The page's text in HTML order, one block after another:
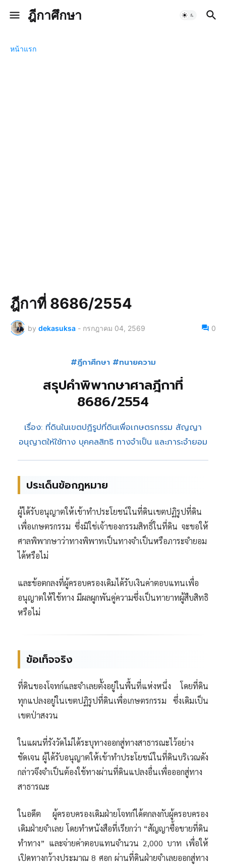
ฎีกาศึกษา
หน้าแรก
ฎีกาที่ 8686/2554
by dekasuksa - กรกฎาคม 04, 2569 0
#ฎีกาศึกษา #ทนายความ
สรุปคำพิพากษาศาลฎีกาที่
8686/2554
เรื่อง: ที่ดินในเขตปฏิรูปที่ดินเพื่อเกษตรกรรม สัญญา
อนุญาตให้ใช้ทาง บุคคลสิทธิ ทางจำเป็น และภาระจำยอม
ประเด็นข้อกฎหมาย
ผู้ได้รับอนุญาตให้เข้าทำประโยชน์ในที่ดินเขตปฏิรูปที่ดิน
เพื่อเกษตรกรรม ซึ่งมิใช่เจ้าของกรรมสิทธิ์ในที่ดิน จะขอให้
ศาลพิพากษาว่าทางพิพาทเป็นทางจำเป็นหรือภาระจำยอม
ได้หรือไม่
และข้อตกลงที่ผู้ครอบครองเดิมได้รับเงินค่าตอบแทนเพื่อ
อนุญาตให้ใช้ทาง มีผลผูกพันคู่ความซึ่งเป็นทายาทผู้สืบสิทธิ
หรือไม่
ข้อเท็จจริง
ที่ดินของโจทก์และจำเลยตั้งอยู่ในพื้นที่แห่งหนึ่ง โดยที่ดิน
ทุกแปลงอยู่ในเขตปฏิรูปที่ดินเพื่อเกษตรกรรม ซึ่งเดิมเป็น
เขตป่าสงวน
ในแผนที่รังวัดไม่ได้ระบุทางออกสู่ทางสาธารณะไว้อย่าง
ชัดเจน ผู้ได้รับอนุญาตให้เข้าทำประโยชน์ในที่ดินบริเวณดัง
กล่าวจึงจำเป็นต้องใช้ทางผ่านที่ดินแปลงอื่นเพื่อออกสู่ทาง
สาธารณะ
ในอดีต ผู้ครอบครองเดิมฝ่ายโจทก์ได้ตกลงกับผู้ครอบครอง
เดิมฝ่ายจำเลย โดยทำหนังสือที่เรียกว่า “สัญญาซื้อขายที่ดิน
ทำทาง” และจ่ายค่าตอบแทนจำนวน 2,000 บาท เพื่อให้
เปิดทางกว้างประมาณ 8 ศอก ผ่านที่ดินฝ่ายจำเลยออกสู่ทาง